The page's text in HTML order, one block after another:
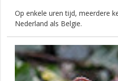
Op enkele uren tijd, meerdere
Nederland als Belgie.